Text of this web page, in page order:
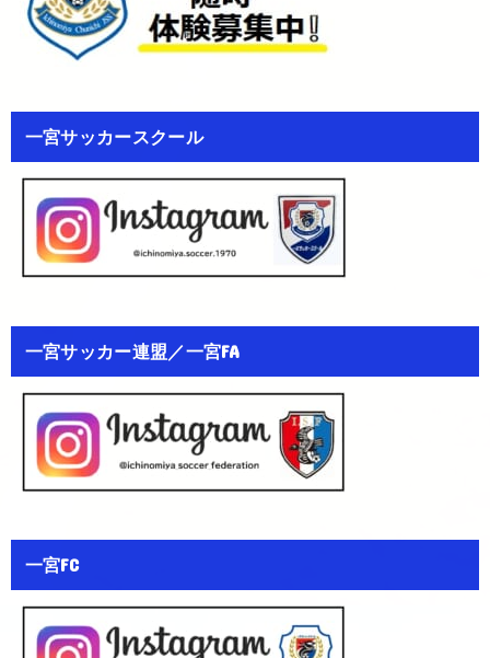
一宮サッカースクール
一宮サッカー連盟／一宮FA
一宮FC